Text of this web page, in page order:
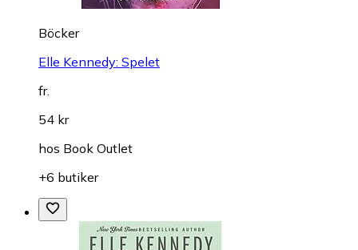
Böcker
Elle Kennedy: Spelet
fr.
54 kr
hos Book Outlet
+6 butiker